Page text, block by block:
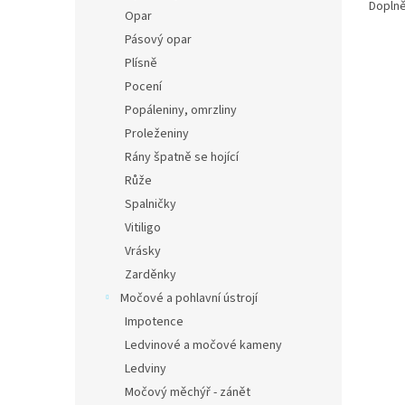
Opar
Pásový opar
Plísně
Pocení
Popáleniny, omrzliny
Proleženiny
Rány špatně se hojící
Růže
Spalničky
Vitiligo
Vrásky
Zarděnky
Močové a pohlavní ústrojí
Impotence
Ledvinové a močové kameny
Ledviny
Močový měchýř - zánět